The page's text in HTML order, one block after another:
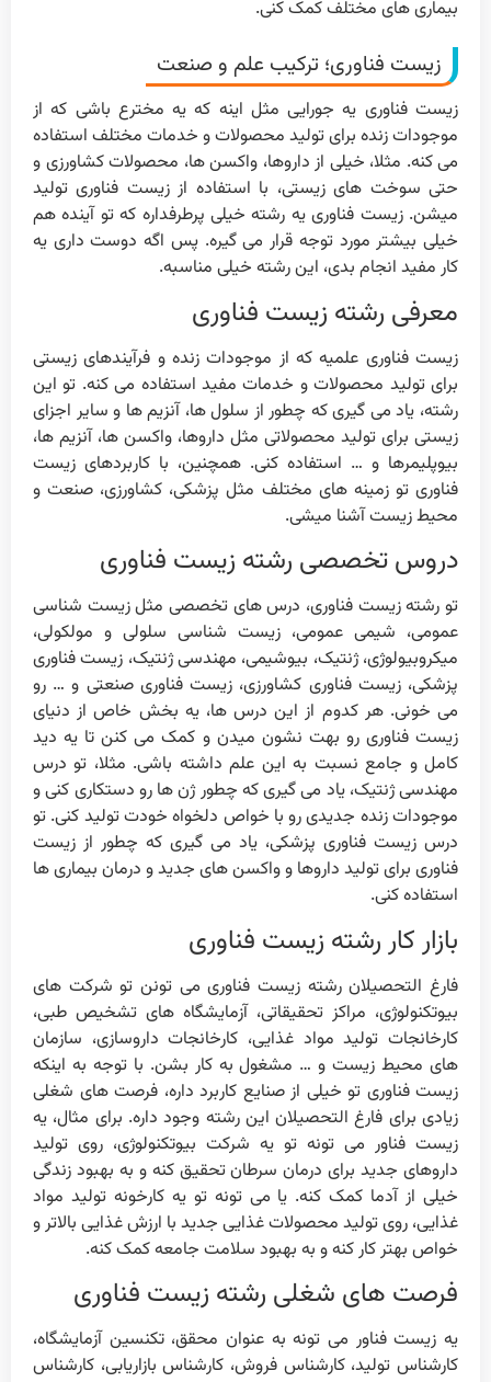
بیماری های مختلف کمک کنی.
زیست فناوری؛ ترکیب علم و صنعت
زیست فناوری یه جورایی مثل اینه که یه مخترع باشی که از
موجودات زنده برای تولید محصولات و خدمات مختلف استفاده
می کنه. مثلا، خیلی از داروها، واکسن ها، محصولات کشاورزی و
حتی سوخت های زیستی، با استفاده از زیست فناوری تولید
میشن. زیست فناوری یه رشته خیلی پرطرفداره که تو آینده هم
خیلی بیشتر مورد توجه قرار می گیره. پس اگه دوست داری یه
کار مفید انجام بدی، این رشته خیلی مناسبه.
معرفی رشته زیست فناوری
زیست فناوری علمیه که از موجودات زنده و فرآیندهای زیستی
برای تولید محصولات و خدمات مفید استفاده می کنه. تو این
رشته، یاد می گیری که چطور از سلول ها، آنزیم ها و سایر اجزای
زیستی برای تولید محصولاتی مثل داروها، واکسن ها، آنزیم ها،
بیوپلیمرها و … استفاده کنی. همچنین، با کاربردهای زیست
فناوری تو زمینه های مختلف مثل پزشکی، کشاورزی، صنعت و
محیط زیست آشنا میشی.
دروس تخصصی رشته زیست فناوری
تو رشته زیست فناوری، درس های تخصصی مثل زیست شناسی
عمومی، شیمی عمومی، زیست شناسی سلولی و مولکولی،
میکروبیولوژی، ژنتیک، بیوشیمی، مهندسی ژنتیک، زیست فناوری
پزشکی، زیست فناوری کشاورزی، زیست فناوری صنعتی و … رو
می خونی. هر کدوم از این درس ها، یه بخش خاص از دنیای
زیست فناوری رو بهت نشون میدن و کمک می کنن تا یه دید
کامل و جامع نسبت به این علم داشته باشی. مثلا، تو درس
مهندسی ژنتیک، یاد می گیری که چطور ژن ها رو دستکاری کنی و
موجودات زنده جدیدی رو با خواص دلخواه خودت تولید کنی. تو
درس زیست فناوری پزشکی، یاد می گیری که چطور از زیست
فناوری برای تولید داروها و واکسن های جدید و درمان بیماری ها
استفاده کنی.
بازار کار رشته زیست فناوری
فارغ التحصیلان رشته زیست فناوری می تونن تو شرکت های
بیوتکنولوژی، مراکز تحقیقاتی، آزمایشگاه های تشخیص طبی،
کارخانجات تولید مواد غذایی، کارخانجات داروسازی، سازمان
های محیط زیست و … مشغول به کار بشن. با توجه به اینکه
زیست فناوری تو خیلی از صنایع کاربرد داره، فرصت های شغلی
زیادی برای فارغ التحصیلان این رشته وجود داره. برای مثال، یه
زیست فناور می تونه تو یه شرکت بیوتکنولوژی، روی تولید
داروهای جدید برای درمان سرطان تحقیق کنه و به بهبود زندگی
خیلی از آدما کمک کنه. یا می تونه تو یه کارخونه تولید مواد
غذایی، روی تولید محصولات غذایی جدید با ارزش غذایی بالاتر و
خواص بهتر کار کنه و به بهبود سلامت جامعه کمک کنه.
فرصت های شغلی رشته زیست فناوری
یه زیست فناور می تونه به عنوان محقق، تکنسین آزمایشگاه،
کارشناس تولید، کارشناس فروش، کارشناس بازاریابی، کارشناس